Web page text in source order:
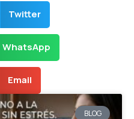
Twitter
WhatsApp
Email
BLOG